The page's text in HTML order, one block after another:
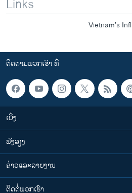
Links
Vietnam’s
ຕິດຕາມພວກເຮົາ ທີ່
ເບິ່ງ
ຟັງສຽງ
ຂ່າວແລະລາຍງານ
ຕິດຕໍ່ພວກເຮົາ